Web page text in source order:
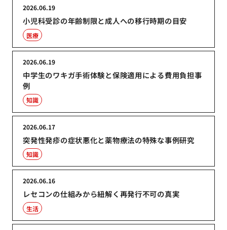
小児科受診の年齢制限と成人への移行時期の目安
2026.06.19
医療
中学生のワキガ手術体験と保険適用による費用負担事
例
2026.06.19
知識
突発性発疹の症状悪化と薬物療法の特殊な事例研究
2026.06.17
知識
レセコンの仕組みから紐解く再発行不可の真実
2026.06.16
生活